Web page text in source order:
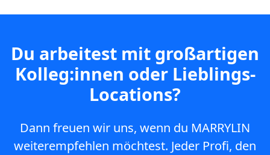
Du arbeitest mit großartigen
Kolleg:innen oder Lieblings-
Locations?
Dann freuen wir uns, wenn du MARRYLIN
weiterempfehlen möchtest. Jeder Profi, den